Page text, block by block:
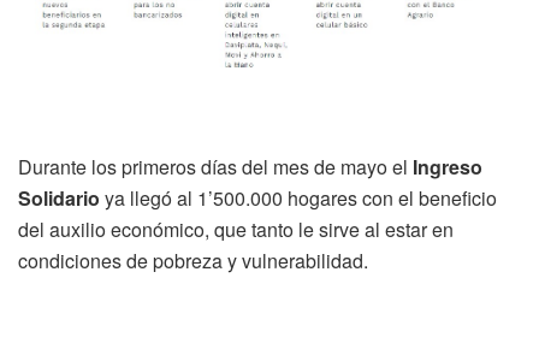
Durante los primeros días del mes de mayo el Ingreso
Solidario ya llegó al 1’500.000 hogares con el beneficio
del auxilio económico, que tanto le sirve al estar en
condiciones de pobreza y vulnerabilidad.